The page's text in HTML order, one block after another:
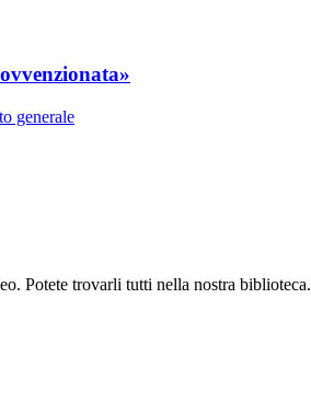
generale
Potete trovarli tutti nella nostra biblioteca.